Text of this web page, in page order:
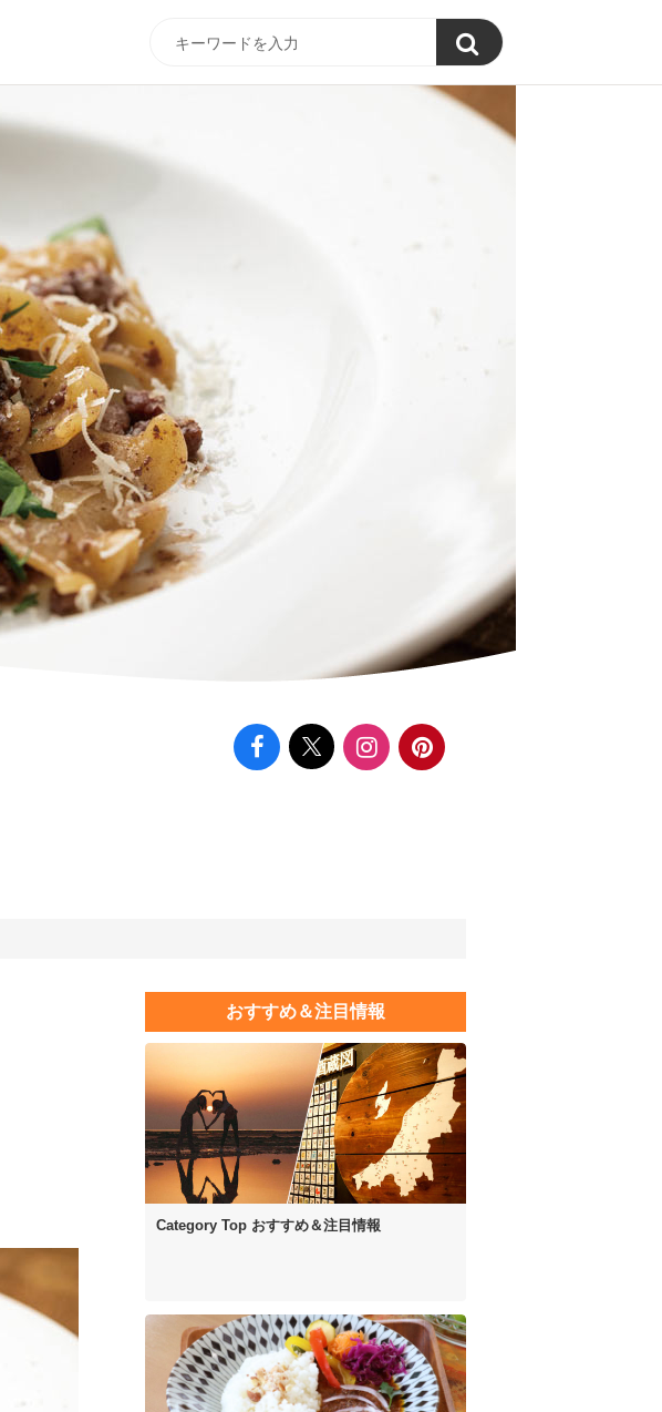
おすすめ＆注目情報
Category Top おすすめ＆注目情報